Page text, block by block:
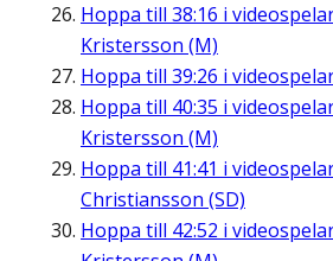
Hoppa till 38:16 i
Kristersson (M)
Hoppa till 39:26 i
Hoppa till 40:35 i
Kristersson (M)
Hoppa till 41:41 i
Christiansson (SD)
Hoppa till 42:52 i